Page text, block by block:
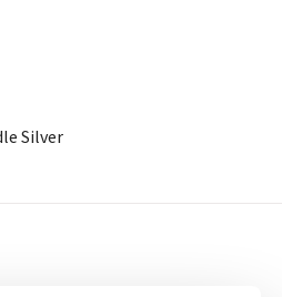
Silver